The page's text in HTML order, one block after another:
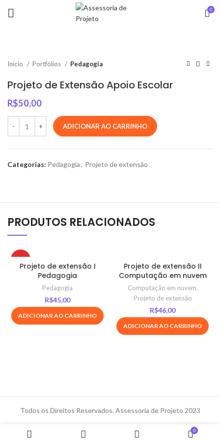
0
Início Portfólios Pedagogia
Projeto de Extensão Apoio Escolar
R$50,00
ADICIONAR AO CARRINHO
Categorias: Pedagogia, Projeto de extensão
PRODUTOS RELACIONADOS
Projeto de extensão I
Pedagogia
Pedagogia
R$45,00
ADICIONAR AO CARRINHO
Projeto de extensão II
Computação em nuvem
Computação em nuvem,
Projeto de extensão
R$46,00
ADICIONAR AO CARRINHO
Todos os Direitos Reservados. Assessoria de Projeto 2023
0